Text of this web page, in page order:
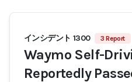
インシデント 1300 3 Report
Waymo Self-
Reportedly